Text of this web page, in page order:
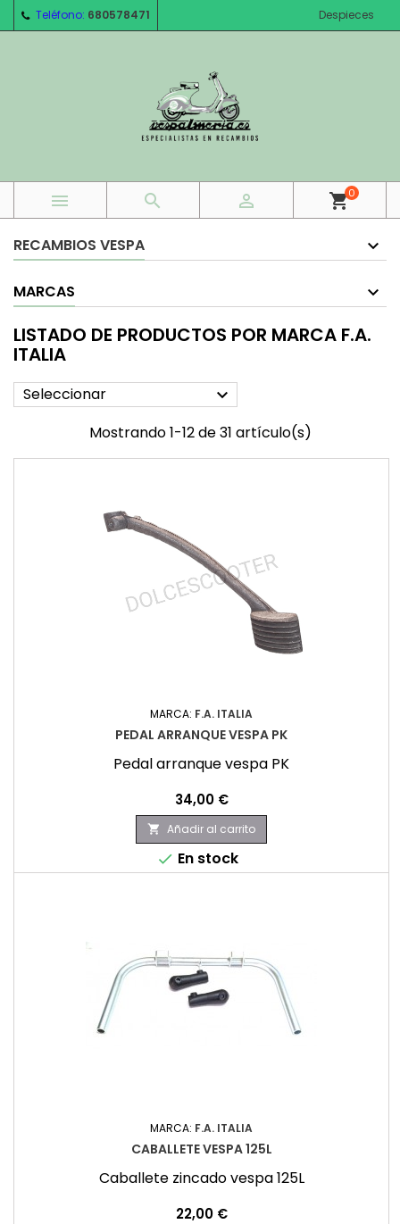
Teléfono: 680578471 Despieces
   shopping_cart0
RECAMBIOS VESPA
MARCAS
LISTADO DE PRODUCTOS POR MARCA F.A.
ITALIA
Seleccionar 
Mostrando 1-12 de 31 artículo(s)
MARCA: F.A. ITALIA
PEDAL ARRANQUE VESPA PK
Pedal arranque vespa PK
Precio
34,00 €
 Añadir al carrito
 En stock
MARCA: F.A. ITALIA
CABALLETE VESPA 125L
Caballete zincado vespa 125L
Precio
22,00 €